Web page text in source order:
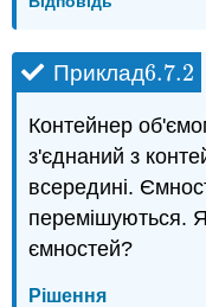
Приклад6.7.2
6.7.2
Контейнер
з'єднаний з
всередині.
перемішуються.
ємностей?
Рішення